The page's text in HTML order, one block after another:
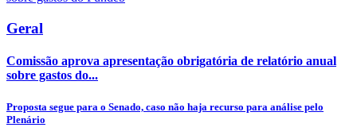
Geral
Comissão aprova apresentação obrigatória de relatório anual
sobre gastos do...
Proposta segue para o Senado, caso não haja recurso para análise pelo
Plenário